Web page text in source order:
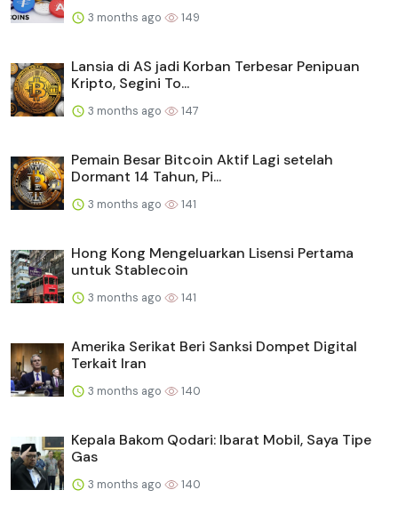
3 months ago 149
Lansia di AS jadi Korban Terbesar Penipuan
Kripto, Segini To...
3 months ago 147
Pemain Besar Bitcoin Aktif Lagi setelah
Dormant 14 Tahun, Pi...
3 months ago 141
Hong Kong Mengeluarkan Lisensi Pertama
untuk Stablecoin
3 months ago 141
Amerika Serikat Beri Sanksi Dompet Digital
Terkait Iran
3 months ago 140
Kepala Bakom Qodari: Ibarat Mobil, Saya Tipe
Gas
3 months ago 140